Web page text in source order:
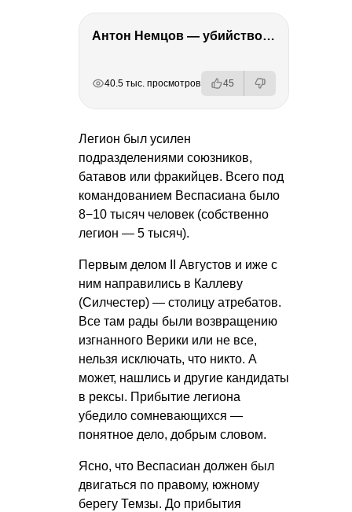
Антон Немцов — убийство Бориса Немцова, переезд в Дубай, семья и политика
40.5 тыс. просмотров 45
Легион был усилен
подразделениями союзников,
батавов или фракийцев. Всего под
командованием Веспасиана было
8−10 тысяч человек (собственно
легион — 5 тысяч).
Первым делом II Августов и иже с
ним направились в Каллеву
(Силчестер) — столицу атребатов.
Все там рады были возвращению
изгнанного Верики или не все,
нельзя исключать, что никто. А
может, нашлись и другие кандидаты
в рексы. Прибытие легиона
убедило сомневающихся —
понятное дело, добрым словом.
Ясно, что Веспасиан должен был
двигаться по правому, южному
берегу Темзы. До прибытия